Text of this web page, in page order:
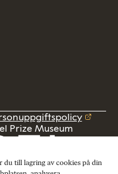
du till lagring av cookies på din
Prize Museum